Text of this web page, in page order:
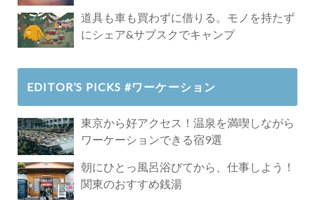
道具も車も買わずに借りる。モノを持たず
にシェア&サブスクでキャンプ
EDITOR’S PICKS #ワーケーション
東京から好アクセス！温泉を満喫しながら
ワーケーションできる宿9選
朝にひとっ風呂浴びてから、仕事しよう！
関東のおすすめ銭湯